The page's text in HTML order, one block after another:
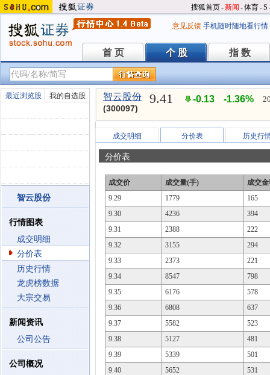
搜狐首页-新闻 -体育-S
意见反馈 手机随时随地看行情
首 页
首 页 个 股
个 股 指 数
指 数
最近浏览股 我的自选股
智云股份
行情图表
成交明细
分价表
历史行情
龙虎榜数据
大宗交易
新闻资讯
公司公告
公司概况
智云股份
(300097)
9.41 -0.13 -1.36%
成交明细 分价表 历史行
分价表
成交价 成交量(手)
成交
9.29
1779
165
9.30
4236
394
9.31
2388
222
9.32
3155
294
9.33
2373
221
9.34
8547
798
9.35
6176
578
9.36
6808
637
9.37
5582
523
9.38
5127
481
9.39
5339
501
9.40
5652
531